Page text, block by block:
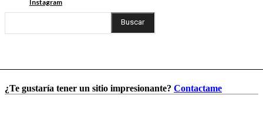
Instagram
Buscar
¿Te gustaría tener un sitio impresionante? Contactame